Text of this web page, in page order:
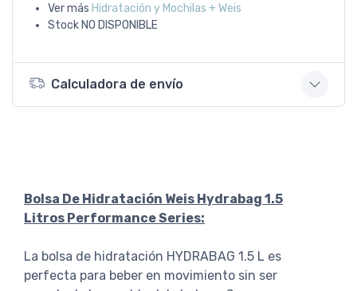
Ver más Hidratación y Mochilas + Weis
Stock NO DISPONIBLE
Calculadora de envío
Bolsa De Hidratación Weis Hydrabag 1.5
Litros Performance Series:
La bolsa de hidratación HYDRABAG 1.5 L es
perfecta para beber en movimiento sin ser